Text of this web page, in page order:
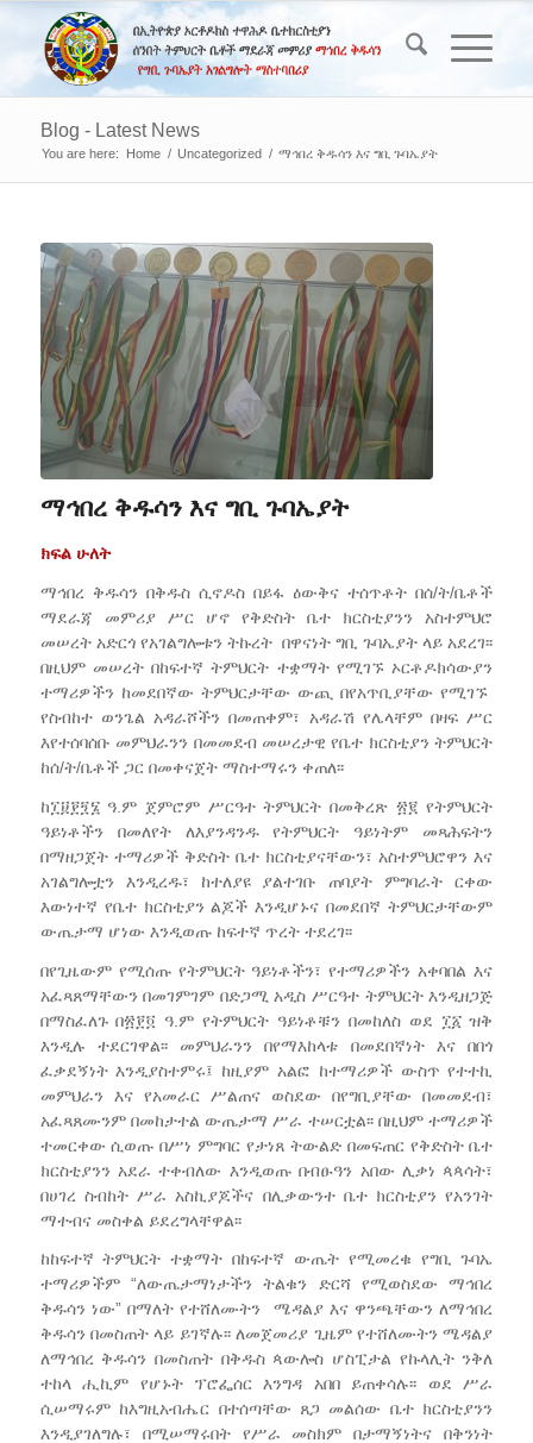
Blog - Latest News
You are here: Home / Uncategorized / ማኅበረ ቅዱሳን እና ግቢ ጉባኤያት
ማኅበረ ቅዱሳን እና ግቢ ጉባኤያት
ክፍል ሁለት
ማኅበረ ቅዱሳን በቅዱስ ሲኖዶስ በይፋ ዕውቅና ተሰጥቶት በሰ/ት/ቤቶች
ማደራጃ መምሪያ ሥር ሆኖ የቅድስት ቤተ ክርስቲያንን አስተምህሮ
መሠረት አድርጎ የአገልግሎቱን ትኩረት በዋናነት ግቢ ጉባኤያት ላይ አደረገ፡፡
በዚህም መሠረት በከፍተኛ ትምህርት ተቋማት የሚገኙ ኦርቶዶክሳውያን
ተማሪዎችን ከመደበኛው ትምህርታቸው ውጪ በየአጥቢያቸው የሚገኙ
የስብከተ ወንጌል አዳራሾችን በመጠቀም፣ አዳራሽ የሌላቸም በዛፍ ሥር
እየተሰባሰቡ መምህራንን በመመደብ መሠረታዊ የቤተ ክርስቲያን ትምህርት
ከሰ/ት/ቤቶች ጋር በመቀናጀት ማስተማሩን ቀጠለ፡፡
ከ፲፱፻፺፮ ዓ.ም ጀምሮም ሥርዓተ ትምህርት በመቅረጽ ፳፪ የትምህርት
ዓይነቶችን በመለየት ለእያንዳንዱ የትምህርት ዓይነትም መጻሕፍትን
በማዘጋጀት ተማሪዎች ቅድስት ቤተ ክርስቲያናቸውን፣ አስተምህሮዋን እና
አገልግሎቷን እንዲረዱ፣ ከተለያዩ ያልተገቡ ጠባያት ምግባራት ርቀው
እውነተኛ የቤተ ክርስቲያን ልጆች እንዲሆኑና በመደበኛ ትምህርታቸውም
ውጤታማ ሆነው እንዲወጡ ከፍተኛ ጥረት ተደረገ፡፡
በየጊዜውም የሚሰጡ የትምህርት ዓይነቶችን፣ የተማሪዎችን አቀባበል እና
አፈጻጸማቸውን በመገምገም በድጋሚ አዲስ ሥርዓተ ትምህርት እንዲዘጋጅ
በማስፈለጉ በ፳፻፬ ዓ.ም የትምህርት ዓይነቶቹን በመከለስ ወደ ፲፩ ዝቅ
እንዲሉ ተደርገዋል፡፡ መምህራንን በየማእከላቱ በመደበኛነት እና በበጎ
ፈቃደኝነት እንዲያስተምሩ፤ ከዚያም አልፎ ከተማሪዎች ውስጥ የተተኪ
መምህራን እና የአመራር ሥልጠና ወስደው በየግቢያቸው በመመደብ፣
አፈጻጸሙንም በመከታተል ውጤታማ ሥራ ተሠርቷል፡፡ በዚህም ተማሪዎች
ተመርቀው ሲወጡ በሥነ ምግባር የታነጸ ትውልድ በመፍጠር የቅድስት ቤተ
ክርስቲያንን አደራ ተቀብለው እንዲወጡ በብፁዓን አበው ሊቃነ ጳጳሳት፣
በሀገረ ስብከት ሥራ አስኪያጆችና በሊቃውንተ ቤተ ክርስቲያን የአንገት
ማተብና መስቀል ይደረግላቸዋል፡፡
ከከፍተኛ ትምህርት ተቋማት በከፍተኛ ውጤት የሚመረቁ የግቢ ጉባኤ
ተማሪዎችም “ለውጤታማነታችን ትልቁን ድርሻ የሚወስደው ማኅበረ
ቅዱሳን ነው” በማለት የተሸለሙትን ሜዳልያ እና ዋንጫቸውን ለማኅበረ
ቅዱሳን በመስጠት ላይ ይገኛሉ፡፡ ለመጀመሪያ ጊዜም የተሸለሙትን ሜዳልያ
ለማኅበረ ቅዱሳን በመስጠት በቅዱስ ጳውሎስ ሆስፒታል የኩላሊት ንቅለ
ተከላ ሒኪም የሆኑት ፕሮፌሰር እንግዳ አበበ ይጠቀሳሉ፡፡ ወደ ሥራ
ሲሠማሩም ከእግዚአብሔር በተሰጣቸው ጸጋ መልሰው ቤተ ክርስቲያንን
እንዲያገለግሉ፣ በሚሠማሩበት የሥራ መስክም በታማኝነትና በቅንነት